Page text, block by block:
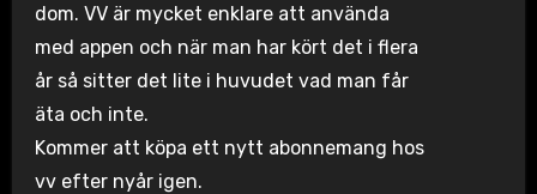
dom. VV är mycket enklare att använda
med appen och när man har kört det i flera
år så sitter det lite i huvudet vad man får
äta och inte.
Kommer att köpa ett nytt abonnemang hos
vv efter nyår igen.